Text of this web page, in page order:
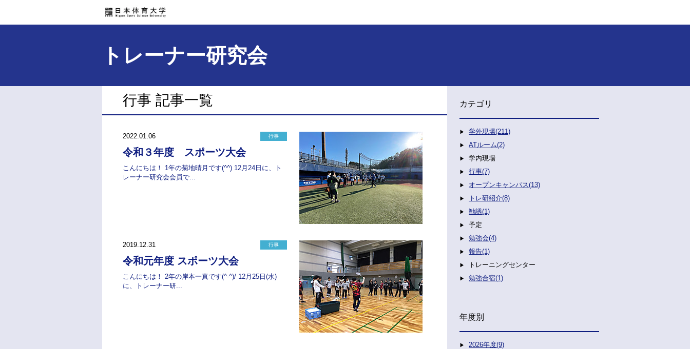
トレーナー研究会
行事 記事一覧
2022.01.06 行事
令和３年度 スポーツ大会
こんにちは！ 1年の菊地晴月です(^^) 12月24日に、ト
レーナー研究会会員で...
2019.12.31 行事
令和元年度 スポーツ大会
こんにちは！ 2年の岸本一真です(^-^)/ 12月25日(水)
に、トレーナー研...
カテゴリ
学外現場(211)
ATルーム(2)
学内現場
行事(7)
オープンキャンパス(13)
トレ研紹介(8)
勧誘(1)
予定
勉強会(4)
報告(1)
トレーニングセンター
勉強合宿(1)
年度別
2026年度(9)